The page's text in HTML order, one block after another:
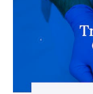
标设定可以包括